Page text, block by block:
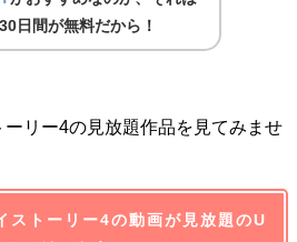
日間が無料だから！
ーリー4の見放題作品を見てみませ
ストーリー4の動画が見放題のU